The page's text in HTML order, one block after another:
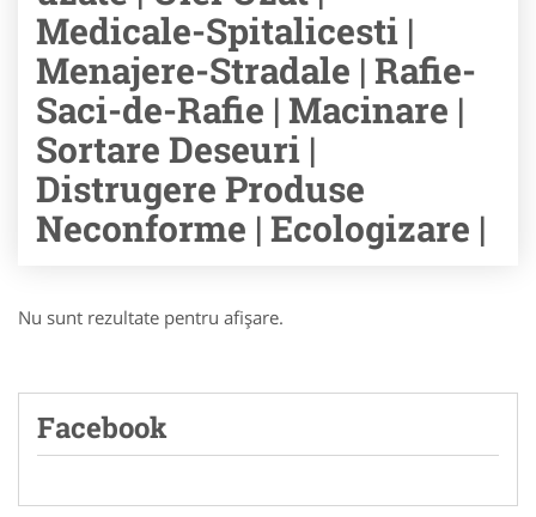
Medicale-Spitalicesti |
Menajere-Stradale | Rafie-
Saci-de-Rafie | Macinare |
Sortare Deseuri |
Distrugere Produse
Neconforme | Ecologizare |
Nu sunt rezultate pentru afişare.
Facebook